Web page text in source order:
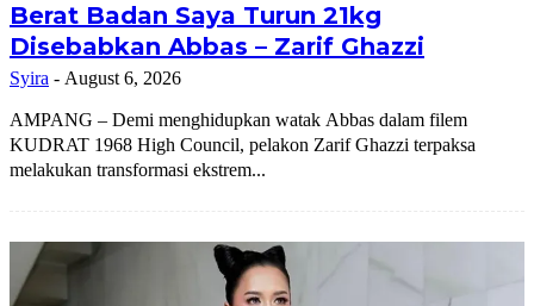
Berat Badan Saya Turun 21kg
Disebabkan Abbas – Zarif Ghazzi
Syira - August 6, 2026
AMPANG – Demi menghidupkan watak Abbas dalam filem
KUDRAT 1968 High Council, pelakon Zarif Ghazzi terpaksa
melakukan transformasi ekstrem...